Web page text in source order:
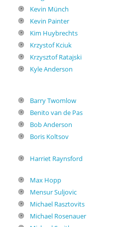
Kevin Münch
Kevin Painter
Kim Huybrechts
Krzystof Kciuk
Krzysztof Ratajski
Kyle Anderson
Barry Twomlow
Benito van de Pas
Bob Anderson
Boris Koltsov
Harriet Raynsford
Max Hopp
Mensur Suljovic
Michael Rasztovits
Michael Rosenauer